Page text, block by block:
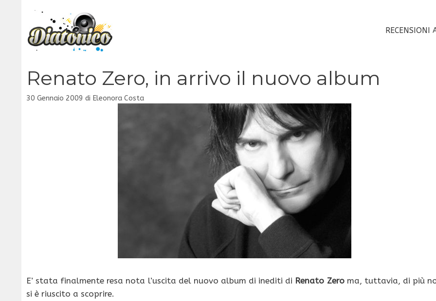
contenuto
RECENSIONI
Renato Zero, in arrivo il nuovo album
30 Gennaio 2009 di Eleonora Costa
E’ stata finalmente resa nota l’uscita del nuovo album di inediti di Renato Zeroma, tuttavia, di più
si è riuscito a scoprire.